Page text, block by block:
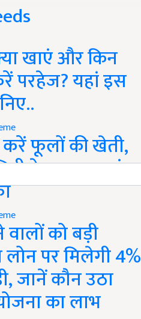
खाएं और किन
परहेज? यहां इस
फूलों की खेती,
के साथ कमाएं
को बड़ी
लोन पर मिलेगी 4%
जानें कौन उठा
का लाभ